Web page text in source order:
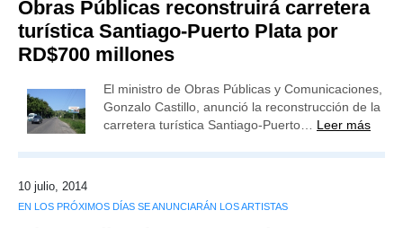
Obras Públicas reconstruirá carretera
turística Santiago-Puerto Plata por
RD$700 millones
El ministro de Obras Públicas y Comunicaciones,
Gonzalo Castillo, anunció la reconstrucción de la
carretera turística Santiago-Puerto… Leer más
10 julio, 2014
EN LOS PRÓXIMOS DÍAS SE ANUNCIARÁN LOS ARTISTAS